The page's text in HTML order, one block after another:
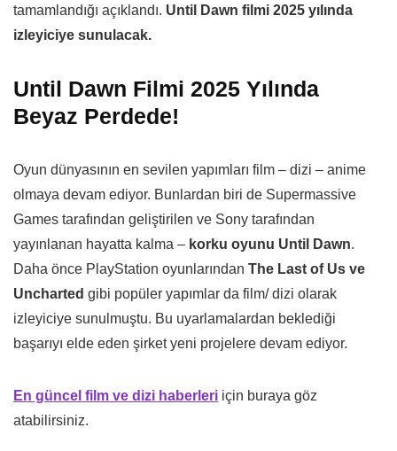
tamamlandığı açıklandı. Until Dawn filmi 2025 yılında
izleyiciye sunulacak.
Until Dawn Filmi 2025 Yılında
Beyaz Perdede!
Oyun dünyasının en sevilen yapımları film – dizi – anime
olmaya devam ediyor. Bunlardan biri de Supermassive
Games tarafından geliştirilen ve Sony tarafından
yayınlanan hayatta kalma – korku oyunu Until Dawn.
Daha önce PlayStation oyunlarından The Last of Us ve
Uncharted gibi popüler yapımlar da film/ dizi olarak
izleyiciye sunulmuştu. Bu uyarlamalardan beklediği
başarıyı elde eden şirket yeni projelere devam ediyor.
En güncel film ve dizi haberleri için buraya göz
atabilirsiniz.